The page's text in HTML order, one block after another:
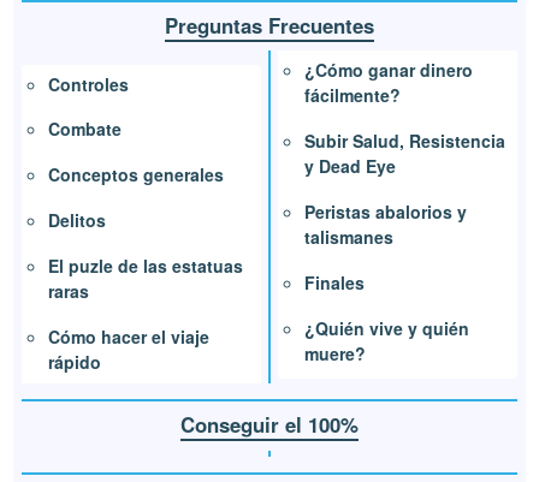
Preguntas Frecuentes
Controles
Combate
Conceptos generales
Delitos
El puzle de las estatuas
raras
Cómo hacer el viaje
rápido
¿Cómo ganar dinero
fácilmente?
Subir Salud, Resistencia
y Dead Eye
Peristas abalorios y
talismanes
Finales
¿Quién vive y quién
muere?
Conseguir el 100%